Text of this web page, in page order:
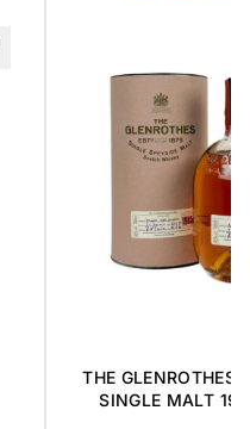
THE GLENROTHES
SINGLE MALT